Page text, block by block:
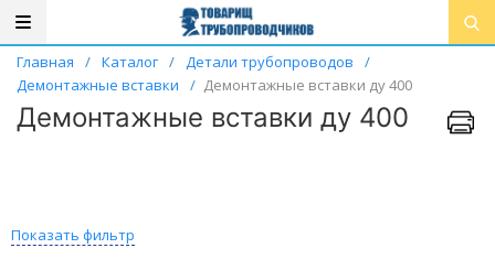
Главная / Каталог / Детали трубопроводов
/
Демонтажные вставки
/ Демонтажные вставки ду 400
Демонтажные вставки ду 400
Показать фильтр